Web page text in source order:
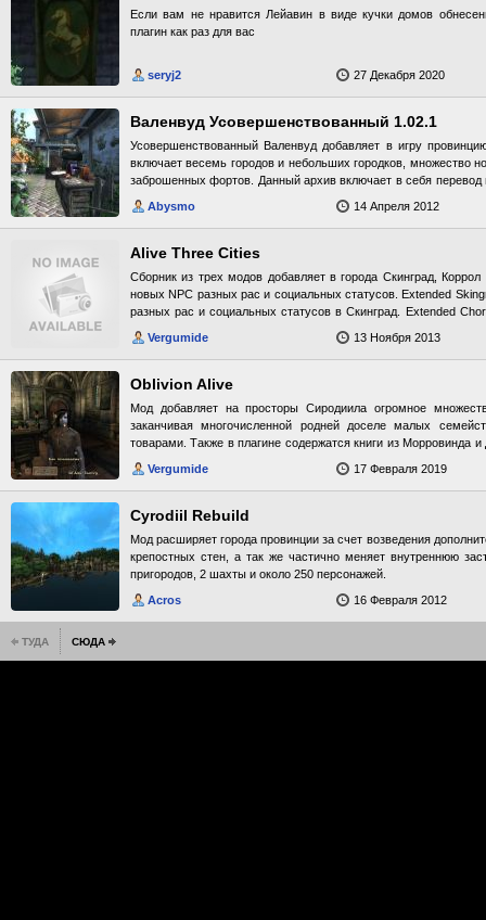
ТУДА СЮДА
Если вам не нравится Лейавин в виде кучки домов
плагин как раз для вас
seryj2 27 Декабря 2020
Валенвуд Усовершенствованный 1.02.1
Усовершенствованный Валенвуд добавляет в игру
включает весемь городов и небольших городков, множество
заброшенных фортов. Данный архив включает в себя перевод
по адресу: http://tes.nexusmods.com/downloads/
Readme.txt
Abysmo 14 Апреля 2012
Alive Three Cities
Сборник из трех модов добавляет в города Скинград,
новых NPC разных рас и социальных статусов. Extended
разных рас и социальных статусов в Скинград. Extended
разных рас и социальных статусов в Коррол. Extended
новых NPC разных рас и социальных статусов в
========================================== Была
лучшую сторону, а уроды были
Vergumide 13 Ноября 2013
Oblivion Alive
Мод добавляет на просторы Сиродиила огромное
заканчивая многочисленной родней доселе малых
товарами. Также в плагине содержатся книги из Морровинда
или иной навык, однако их надо еще найти, так что для
заняться. Для алхимиков в плагине есть экзотические
параллельном архиве в папке мода вы можете
добавленной полноценной расой Людей Моря, имеющей
локации, вещи, тексты и имена, изменена внешность
реалистичности. Добавлена раса Людей Моря. P.S. Если вы
Людей Моря, то возьмите свиток на столике около кровати в
Vergumide 17 Февраля 2019
Cyrodiil Rebuild
Мод расширяет города провинции за счет возведения
крепостных стен, а так же частично меняет внутреннюю
пригородов, 2 шахты и около 250 персонажей.
Acros
16 Февраля 2012